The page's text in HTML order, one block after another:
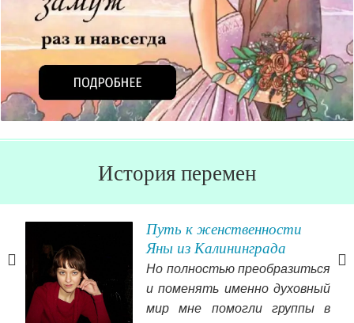
История перемен
Путь к женственности
Яны из Калининграда
Но полностью преобразиться
и поменять именно духовный
мир мне помогли группы в